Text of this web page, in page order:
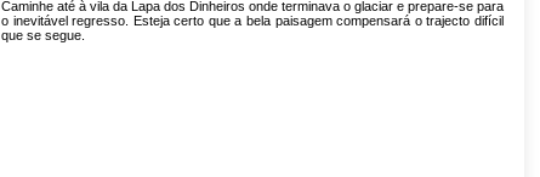
Caminhe até à vila da Lapa dos Dinheiros onde terminava o glaciar e prepare-se para
o inevitável regresso. Esteja certo que a bela paisagem compensará o trajecto difícil
que se segue.